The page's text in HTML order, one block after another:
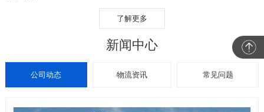
了解更多
新闻中心
公司动态 物流资讯 常见问题